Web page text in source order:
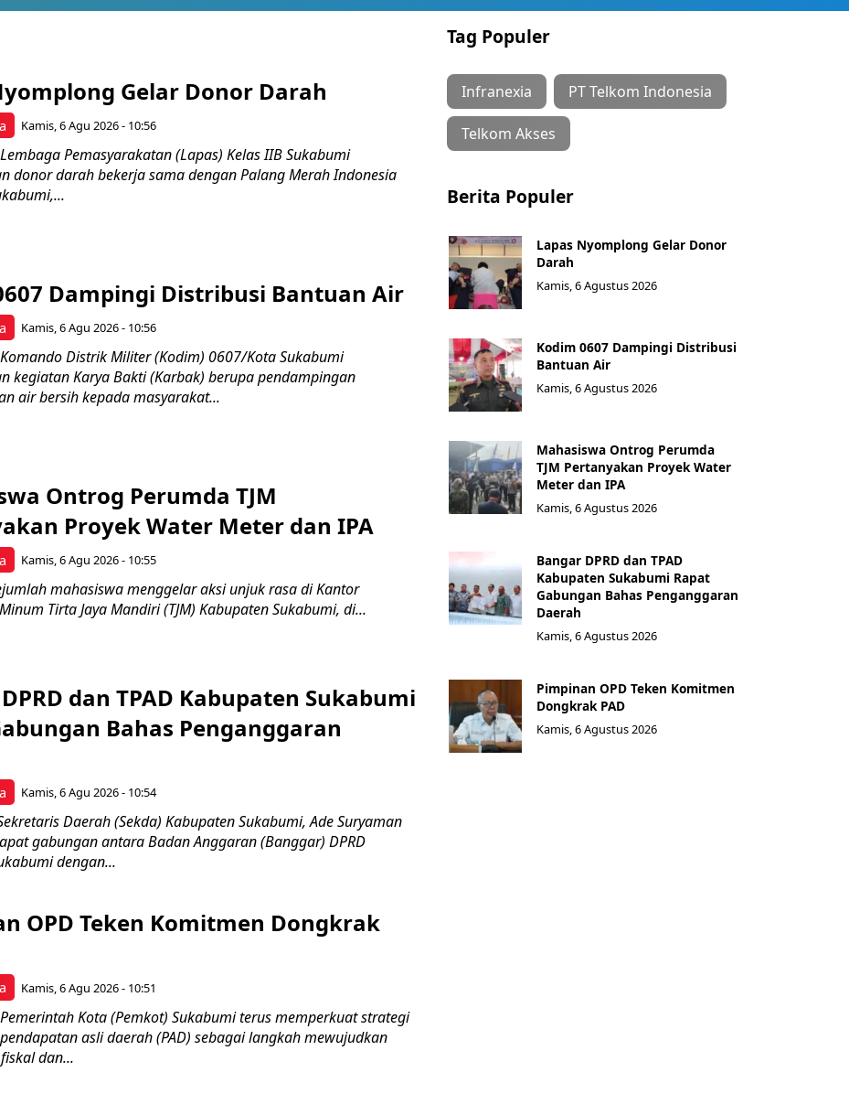
Gelar Donor Darah
Kamis, 6 Agu 2026 - 10:56
Pemasyarakatan (Lapas) Kelas IIB Sukabumi
donor darah bekerja sama dengan Palang Merah Indonesia
Dampingi Distribusi Bantuan Air
Kamis, 6 Agu 2026 - 10:56
Komando Distrik Militer (Kodim) 0607/Kota Sukabumi
kegiatan Karya Bakti (Karbak) berupa pendampingan
air bersih kepada masyarakat...
Ontrog Perumda TJM
Proyek Water Meter dan IPA
Kamis, 6 Agu 2026 - 10:55
mahasiswa menggelar aksi unjuk rasa di Kantor
Tirta Jaya Mandiri (TJM) Kabupaten Sukabumi, di...
dan TPAD Kabupaten Sukabumi
Bahas Penganggaran
Kamis, 6 Agu 2026 - 10:54
Daerah (Sekda) Kabupaten Sukabumi, Ade Suryaman
gabungan antara Badan Anggaran (Banggar) DPRD
dengan...
OPD Teken Komitmen Dongkrak
Kamis, 6 Agu 2026 - 10:51
Pemerintah Kota (Pemkot) Sukabumi terus memperkuat strategi
asli daerah (PAD) sebagai langkah mewujudkan
dan...
Tag Populer
Infranexia PT Telkom Indonesia
Telkom Akses
Berita Populer
Lapas Nyomplong Gelar Donor
Darah
Kamis, 6 Agustus 2026
Kodim 0607 Dampingi Distribusi
Bantuan Air
Kamis, 6 Agustus 2026
Mahasiswa Ontrog Perumda
TJM Pertanyakan Proyek Water
Meter dan IPA
Kamis, 6 Agustus 2026
Bangar DPRD dan TPAD
Kabupaten Sukabumi Rapat
Gabungan Bahas Penganggaran
Daerah
Kamis, 6 Agustus 2026
Pimpinan OPD Teken Komitmen
Dongkrak PAD
Kamis, 6 Agustus 2026